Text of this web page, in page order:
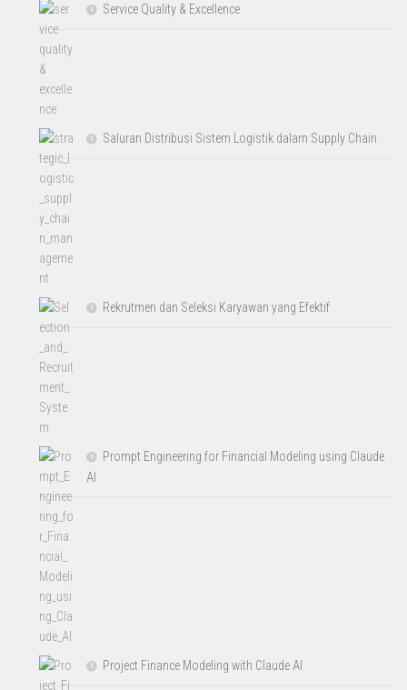
Service Quality & Excellence
Saluran Distribusi Sistem Logistik dalam Supply Chain
Rekrutmen dan Seleksi Karyawan yang Efektif
Prompt Engineering for Financial Modeling using Claude
AI
Project Finance Modeling with Claude AI